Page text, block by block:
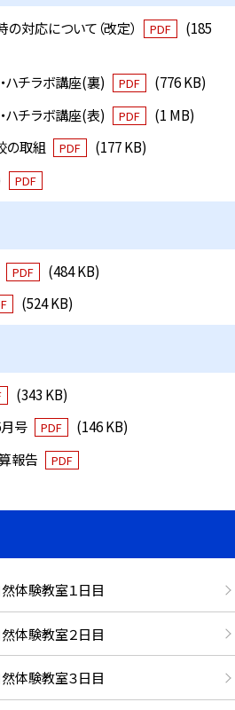
の対応について（改定） PDF
(185
ハチラボ講座(裏)
PDF
(776 KB)
ハチラボ講座(表)
PDF
(1 MB)
取組
PDF
(177 KB)
PDF
PDF
(484 KB)
(524 KB)
(343 KB)
号
PDF
(146 KB)
報告
PDF
体験教室１日目
体験教室２日目
体験教室３日目